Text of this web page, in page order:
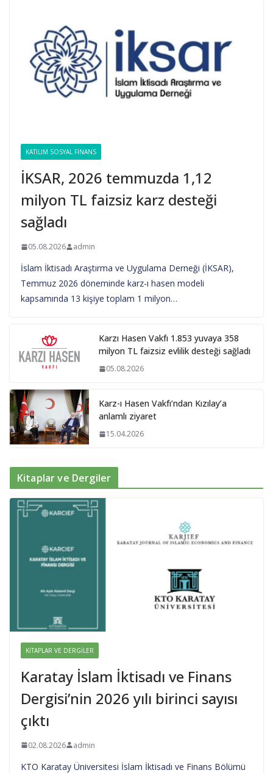
KATILIM SOSYAL FINANS
İKSAR, 2026 temmuzda 1,12
milyon TL faizsiz karz desteği
sağladı
05.08.2026 admin
İslam İktisadı Araştırma ve Uygulama Derneği (İKSAR),
Temmuz 2026 döneminde karz-ı hasen modeli
kapsamında 13 kişiye toplam 1 milyon…
Karzı Hasen Vakfı 1.853 yuvaya 358
milyon TL faizsiz evlilik desteği sağladı
05.08.2026
Karz-ı Hasen Vakfı’ndan Kızılay’a
anlamlı ziyaret
15.04.2026
Kitaplar ve Dergiler
KITAPLAR VE DERGILER
Karatay İslam İktisadı ve Finans
Dergisi’nin 2026 yılı birinci sayısı
çıktı
02.08.2026 admin
KTO Karatay Üniversitesi İslam İktisadı ve Finans Bölümü